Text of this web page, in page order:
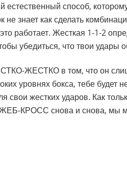
способ,
не знает как сделать
работает. Жесткая 1-1-2
убедиться, что твои удары
ЖЕСТКО в том, что он
уровнях бокса, тебе будет
свои жестких ударов. Как
КРОСС снова и снова, мы